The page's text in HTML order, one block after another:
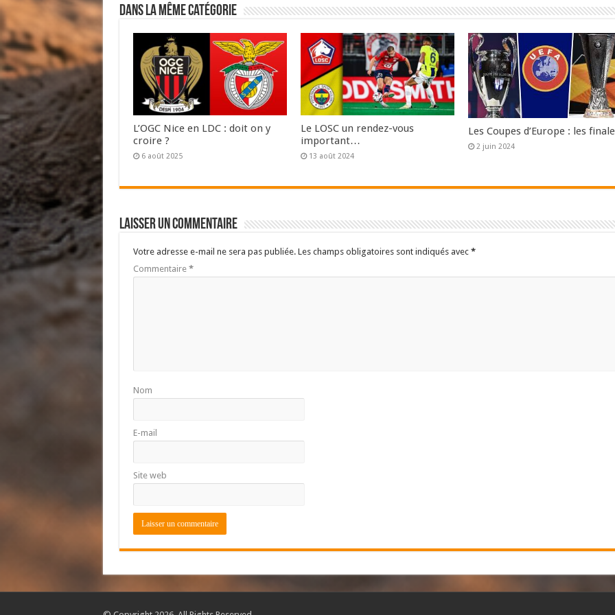
Dans la même catégorie
L’OGC Nice en LDC : doit on y
croire ?
6 août 2025
Le LOSC un rendez-vous
important…
13 août 2024
Les Coupes d’Europe : les
2 juin 2024
Laisser un commentaire
Votre adresse e-mail ne sera pas publiée. Les champs obligatoires sont indiqués avec *
Commentaire *
Nom
E-mail
Site web